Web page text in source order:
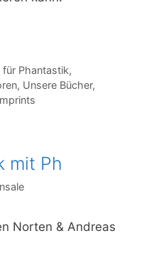
für Phantastik,
, Unsere Bücher,
mit Ph
Norten & Andreas